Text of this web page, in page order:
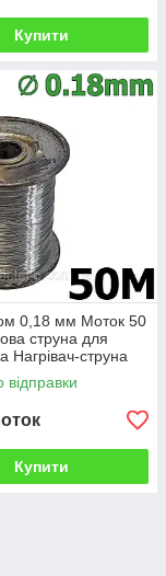
Купити
0,18 мм Моток 50
струна для
Нагрівач-струна
відправки
Купити